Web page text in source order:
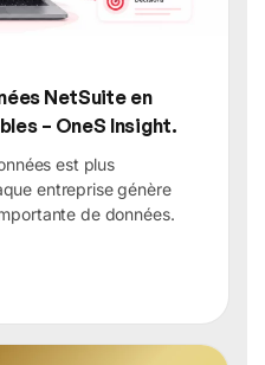
NetSuite en
– OneS Insight.
est plus
entreprise génère
de données.